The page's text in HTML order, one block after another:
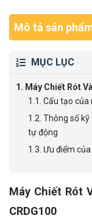
Mô tả sản
MỤC LỤC
1. Máy Chiết Rót
1.1. Cấu tạo của
1.2. Thông số
tự động
1.3. Ưu điểm
Máy Chiết Rót
CRDG100